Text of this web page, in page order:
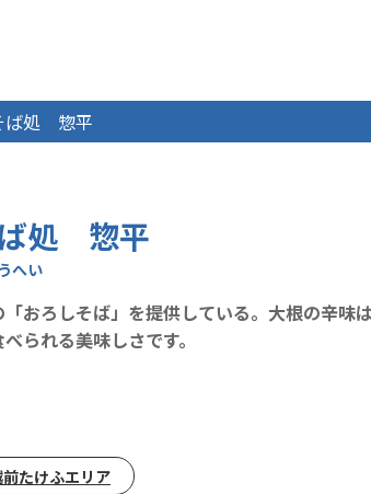
市観光公
ば処 惣平
処 惣平
おろしそば」を提供している。大根の辛味
られる美味しさです。
たけふエリア